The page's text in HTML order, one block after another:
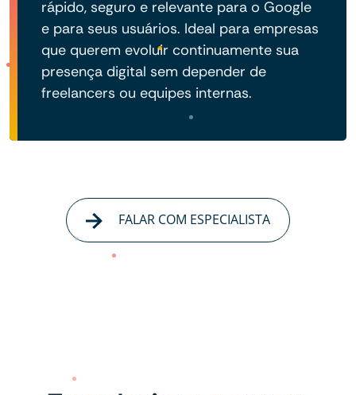
rápido, seguro e relevante para o Google
e para seus usuários. Ideal para empresas
que querem evoluir continuamente sua
presença digital sem depender de
freelancers ou equipes internas.
FALAR COM ESPECIALISTA